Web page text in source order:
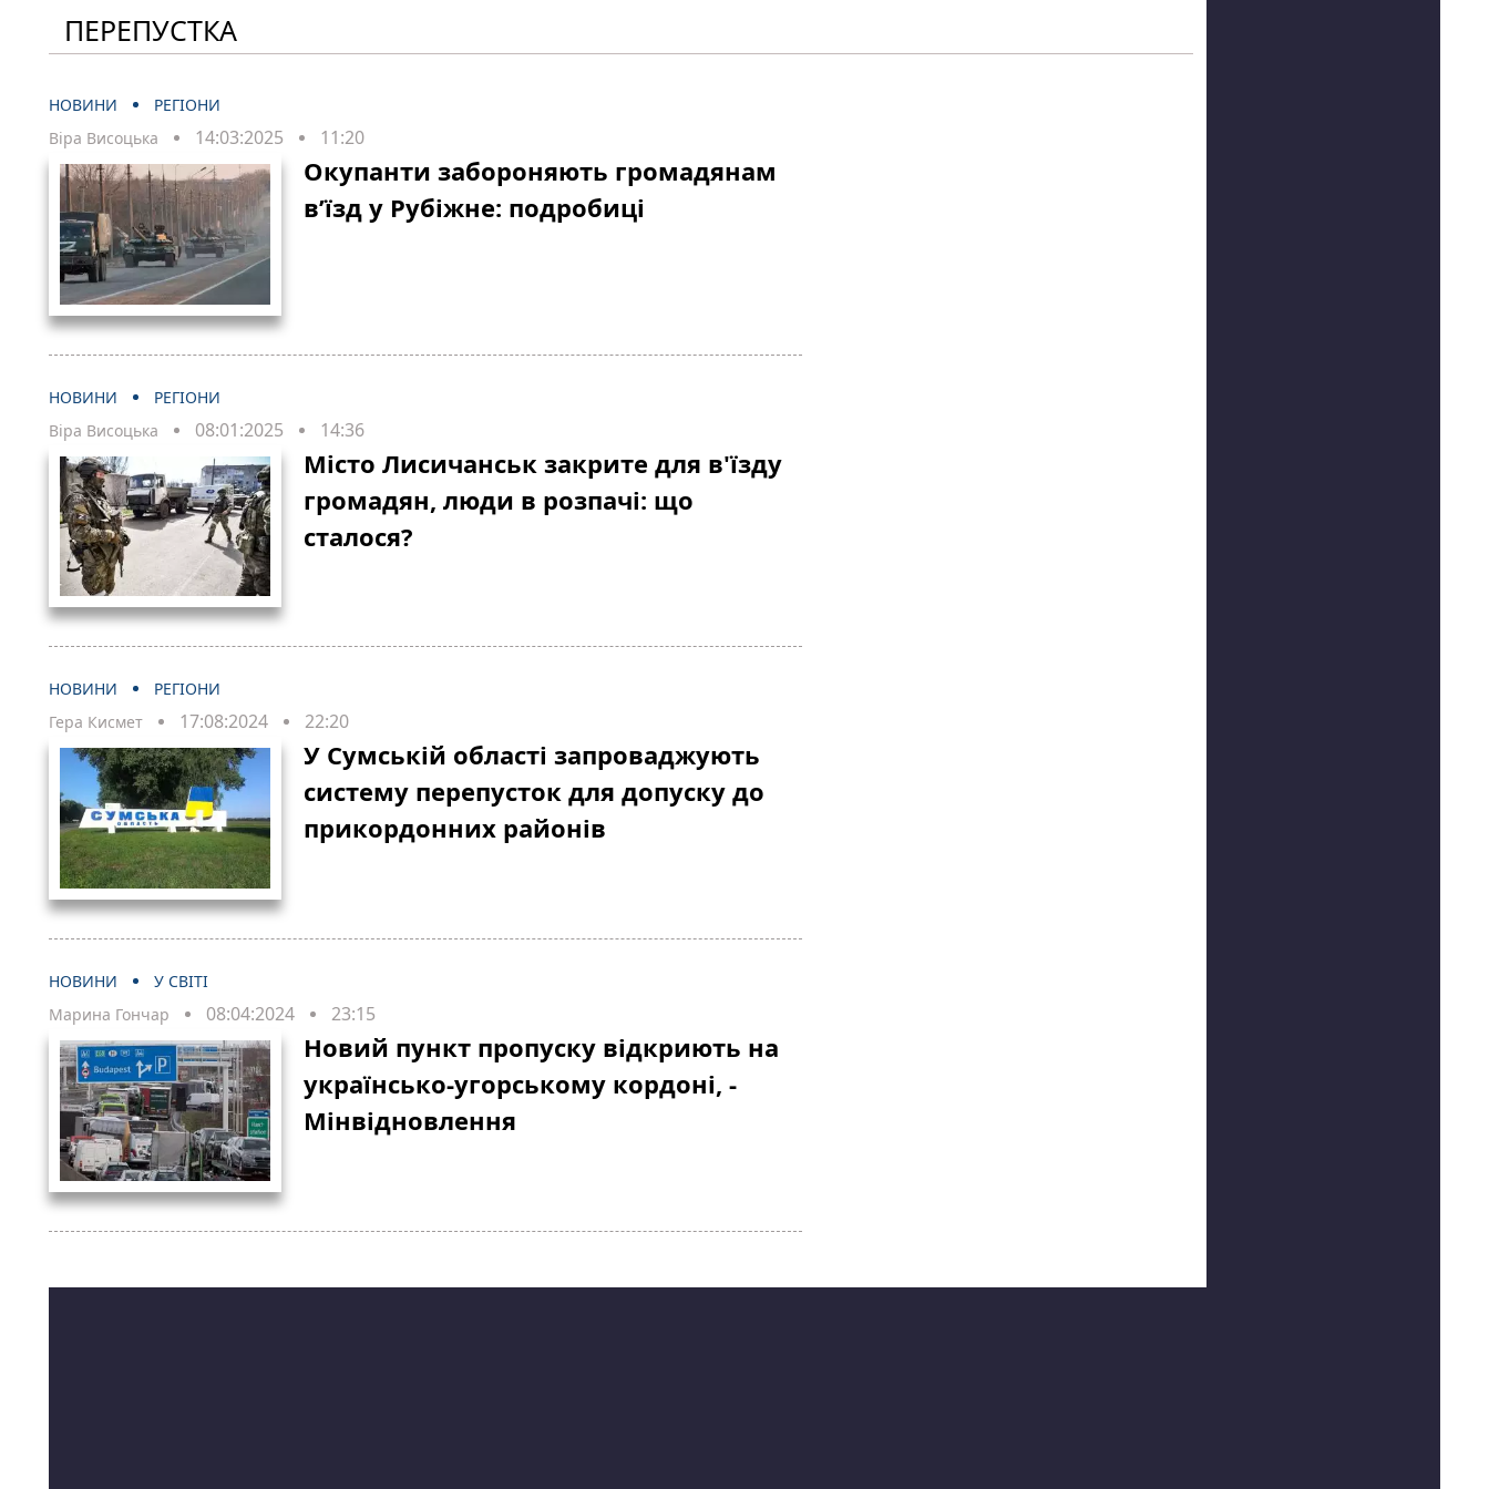
ПЕРЕПУСТКА
НОВИНИ
РЕГІОНИ
Віра Висоцька
14:03:2025 11:20
Окупанти забороняють громадянам
в’їзд у Рубіжне: подробиці
НОВИНИ
РЕГІОНИ
Віра Висоцька
08:01:2025 14:36
Місто Лисичанськ закрите для в'їзду
громадян, люди в розпачі: що
сталося?
НОВИНИ
РЕГІОНИ
Гера Кисмет
17:08:2024 22:20
У Сумській області запроваджують
систему перепусток для допуску до
прикордонних районів
НОВИНИ
У СВІТІ
Марина Гончар
08:04:2024 23:15
Новий пункт пропуску відкриють на
українсько-угорському кордоні, -
Мінвідновлення